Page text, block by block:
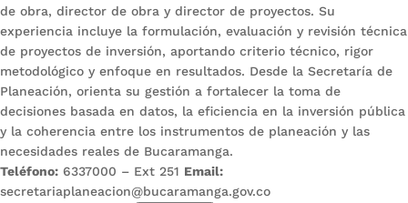
de obra, director de obra y director de proyectos. Su
experiencia incluye la formulación, evaluación y revisión técnica
de proyectos de inversión, aportando criterio técnico, rigor
metodológico y enfoque en resultados. Desde la Secretaría de
Planeación, orienta su gestión a fortalecer la toma de
decisiones basada en datos, la eficiencia en la inversión pública
y la coherencia entre los instrumentos de planeación y las
necesidades reales de Bucaramanga.
Teléfono: 6337000 – Ext 251 Email:
secretariaplaneacion@bucaramanga.gov.co